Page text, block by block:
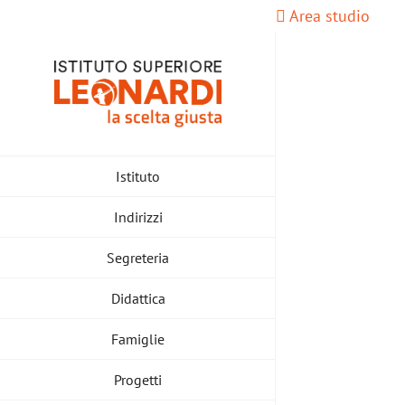
contenuto
Area studio
Istituto
Indirizzi
Segreteria
Didattica
Famiglie
Progetti